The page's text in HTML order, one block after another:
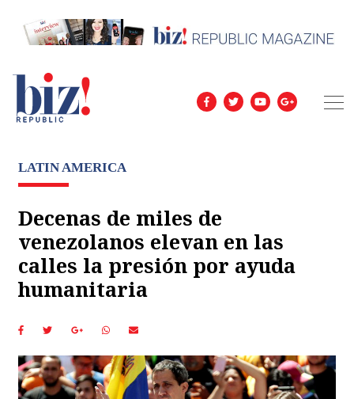
LATIN AMERICA
Decenas de miles de
venezolanos elevan en las
calles la presión por ayuda
humanitaria